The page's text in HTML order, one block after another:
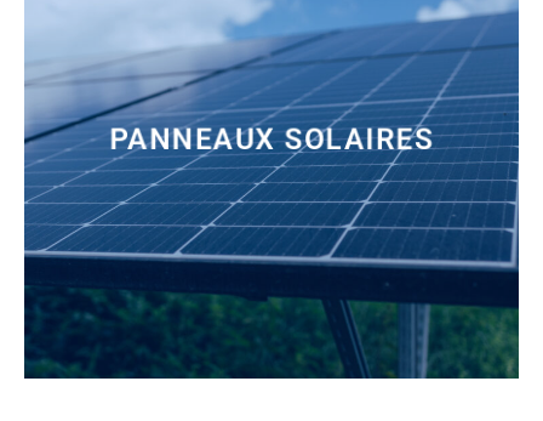
PANNEAUX SOLAIRES
installation, rénovation, dépannage…